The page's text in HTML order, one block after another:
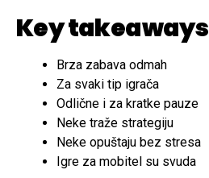
Key takeaways
Brza zabava odmah
Za svaki tip igrača
Odlične i za kratke pauze
Neke traže strategiju
Neke opuštaju bez stresa
Igre za mobitel su svuda